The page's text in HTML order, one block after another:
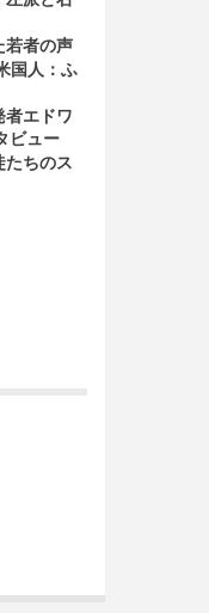
若者の声
国人：ふ
者エドワ
ビュー
たちのス